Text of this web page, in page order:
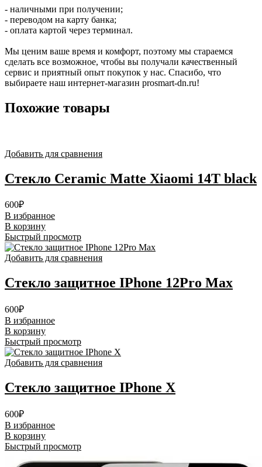
- наличными при получении;
- переводом на карту банка;
- оплата картой через терминал.
Мы ценим ваше время и комфорт, поэтому мы стараемся
сделать все возможное, чтобы вы получали качественный
сервис и приятный опыт покупок у нас. Спасибо, что
выбираете наш интернет-магазин prosmart-dn.ru!
Похожие товары
Добавить для сравнения
Стекло Ceramic Matte Xiaomi 14T black
600₽
В избранное
В корзину
Быстрый просмотр
Добавить для сравнения
Стекло защитное IPhone 12Pro Max
600₽
В избранное
В корзину
Быстрый просмотр
Добавить для сравнения
Стекло защитное IPhone X
600₽
В избранное
В корзину
Быстрый просмотр